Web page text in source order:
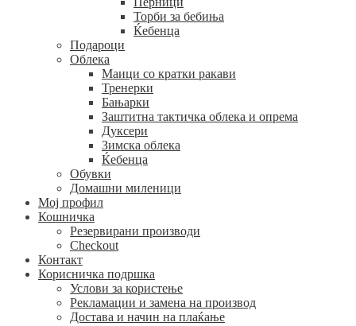
Торби за бебиња
Ќебенца
Подароци
Облека
Маици со кратки ракави
Тренерки
Бањарки
Заштитна тактичка облека и опрема
Дуксери
Зимска облека
Ќебенца
Обувки
Домашни миленици
Мој профил
Кошничка
Резервирани производи
Checkout
Контакт
Корисничка подршка
Услови за користење
Рекламации и замена на производ
Достава и начин на плаќање